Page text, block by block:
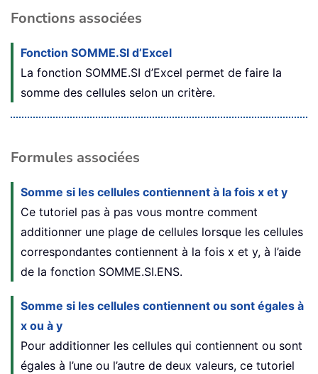
Fonctions associées
Fonction SOMME.SI d’Excel
La fonction SOMME.SI d’Excel permet de faire la
somme des cellules selon un critère.
Formules associées
Somme si les cellules contiennent à la fois x et y
Ce tutoriel pas à pas vous montre comment
additionner une plage de cellules lorsque les cellules
correspondantes contiennent à la fois x et y, à l’aide
de la fonction SOMME.SI.ENS.
Somme si les cellules contiennent ou sont égales à
x ou à y
Pour additionner les cellules qui contiennent ou sont
égales à l’une ou l’autre de deux valeurs, ce tutoriel